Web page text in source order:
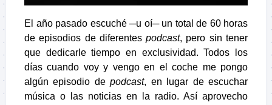
El año pasado escuché ─u oí─ un total de 60 horas
de episodios de diferentespodcast, pero sin tener
que dedicarle tiempo en exclusividad. Todos los
días cuando voy y vengo en el coche me pongo
algún episodio depodcast, en lugar de escuchar
música o las noticias en la radio. Así aprovecho